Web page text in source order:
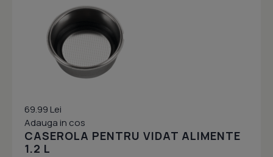
69.99 Lei
Adauga in cos
CASEROLA PENTRU VIDAT ALIMENTE
1.2 L